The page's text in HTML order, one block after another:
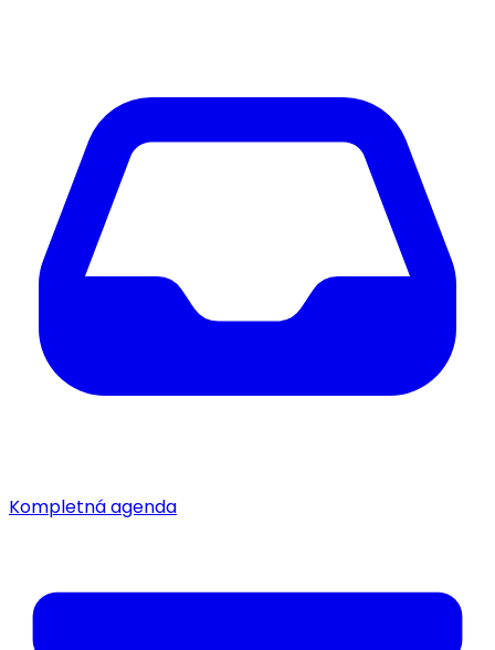
Kompletná agenda